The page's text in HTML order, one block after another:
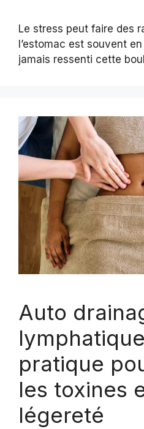
Le stress peut faire des
l’estomac est souvent
jamais ressenti cette
Auto
pratique
les toxines
légereté